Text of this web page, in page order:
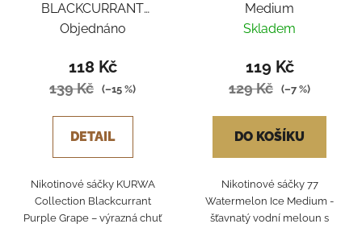
BLACKCURRANT
PURPLE GRAPE
Objednáno
118 Kč
139 Kč (–15 %)
DETAIL
Nikotinové sáčky KURWA
Collection Blackcurrant
Purple Grape – výrazná chuť
Medium
Skladem
119 Kč
129 Kč (–7 %)
DO KOŠÍKU
Nikotinové sáčky 77
Watermelon Ice Medium -
šťavnatý vodní meloun s